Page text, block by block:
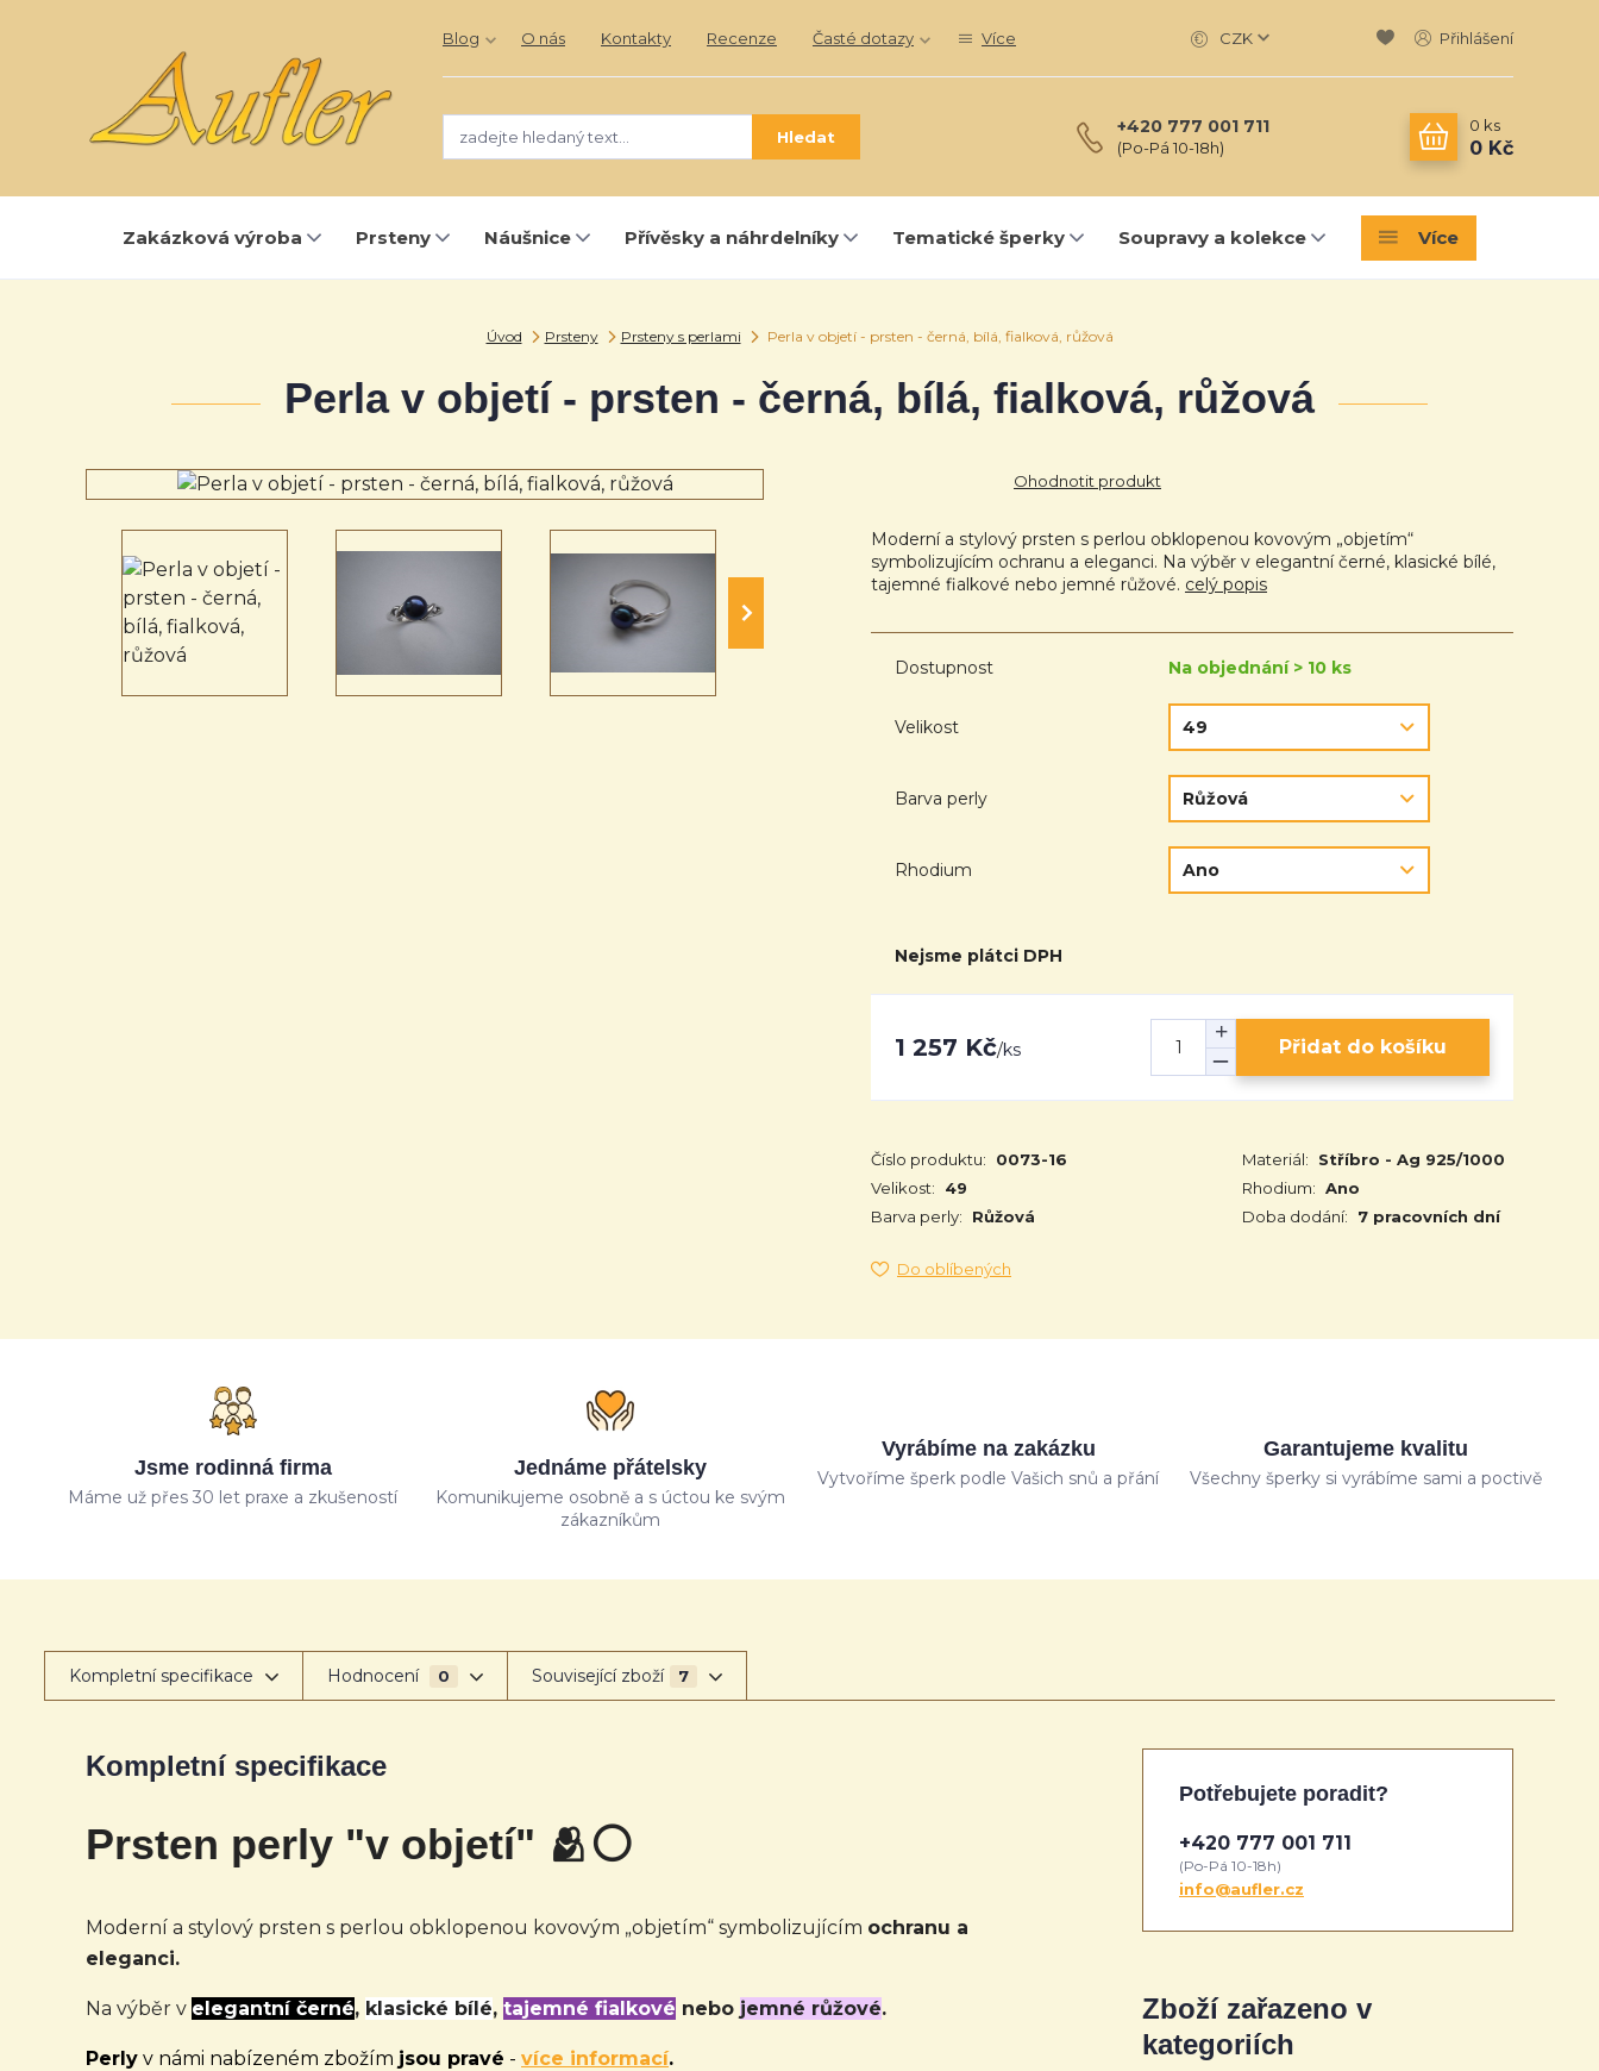
Blog O nás Kontakty Recenze Časté dotazy Více CZK Přihlášení
Hledat +420 777 001 711
(Po-Pá 10-18h)
0 ks
0 Kč
Zakázková výroba Prsteny Náušnice Přívěsky a náhrdelníky Tematické šperky Soupravy a kolekce Více
Úvod Prsteny Prsteny s perlami Perla v objetí - prsten - černá, bílá, fialková, růžová
Perla v objetí - prsten - černá, bílá, fialková, růžová
Ohodnotit produkt
Moderní a stylový prsten s perlou obklopenou kovovým „objetím“
symbolizujícím ochranu a eleganci. Na výběr v elegantní černé, klasické bílé,
tajemné fialkové nebo jemné růžové. celý popis
Dostupnost Na objednání > 10 ks
Velikost
Barva perly
Rhodium
Nejsme plátci DPH
1 257 Kč/ks Přidat do košíku
Číslo produktu: 0073-16 Materiál:
Stříbro - Ag 925/1000
Velikost:
49 Rhodium: Ano
Barva perly:
Růžová Doba dodání: 7 pracovních dní
Do oblíbených
Jsme rodinná firma
Máme už přes 30 let praxe a zkušeností
Jednáme přátelsky
Komunikujeme osobně a s úctou ke svým
zákazníkům
Vyrábíme na zakázku
Vytvoříme šperk podle Vašich snů a přání
Garantujeme kvalitu
Všechny šperky si vyrábíme sami a poctivě
Kompletní specifikace Hodnocení 0 Související zboží 7
Kompletní specifikace
Prsten perly "v objetí" 🫂⚪
Moderní a stylový prsten s perlou obklopenou kovovým „objetím“ symbolizujícím ochranu a
eleganci.
Na výběr v elegantní černé, klasické bílé, tajemné fialkové nebo jemné růžové.
Perly v námi nabízeném zbožím jsou pravé - více informací.
Zboží zařazeno v
kategoriích
Potřebujete poradit?
+420 777 001 711
(Po-Pá 10-18h)
info@aufler.cz